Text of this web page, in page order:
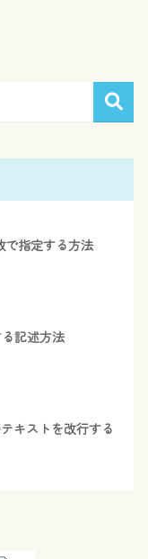
で指定する方法
記述方法
キストを改行する